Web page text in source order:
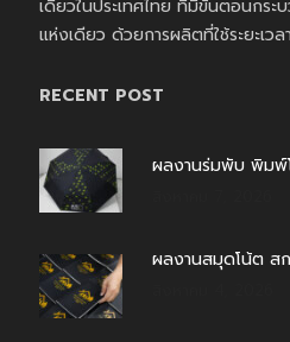
เดียวในประเทศไทย ที่มีขั้นตอนกระ
แห่งเดียว ด้วยการผลิตที่ใช้ระยะเวล
RECENT POST
ผลงานร่มพับ พิมพ์
ผลงานสมุดโน้ต ส